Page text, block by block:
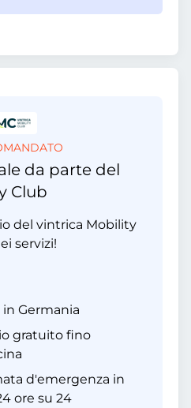
da parte del
Club
del vintrica Mobility
servizi!
Germania
gratuito fino
d'emergenza in
ore su 24